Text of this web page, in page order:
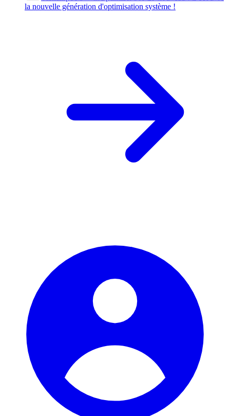
la nouvelle génération d'optimisation système !